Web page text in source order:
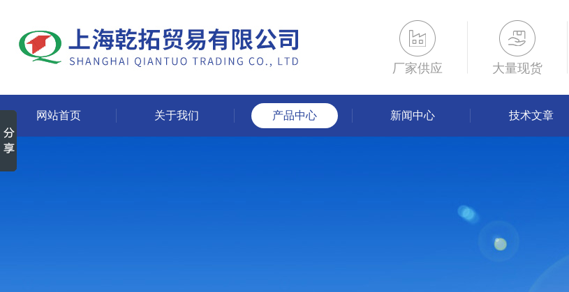
厂家供应 大量现货
网站首页 关于我们 产品中心 新闻中心 技术文章